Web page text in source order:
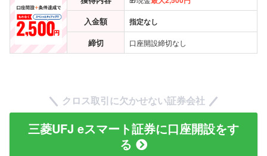
入金額 指定なし
締切 口座開設締切なし
クロス取引に欠かせない証券会社
三菱UFJ eスマート証券に口座開設をす
る